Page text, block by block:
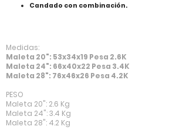
Candado con combinación.
Medidas:
Maleta 20": 53x34x19 Pesa 2.6K
Maleta 24": 66x40x22 Pesa 3.4K
Maleta 28": 76x46x26 Pesa 4.2K
PESO
Maleta 20": 2.6 Kg
Maleta 24": 3.4 Kg
Maleta 28": 4.2 Kg